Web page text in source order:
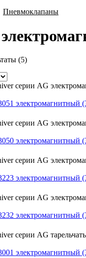
Пневмоклапаны
(5)Сортировка:
электромагнитный
электромагнитный
электромагнитный
электромагнитный
электромагнитный